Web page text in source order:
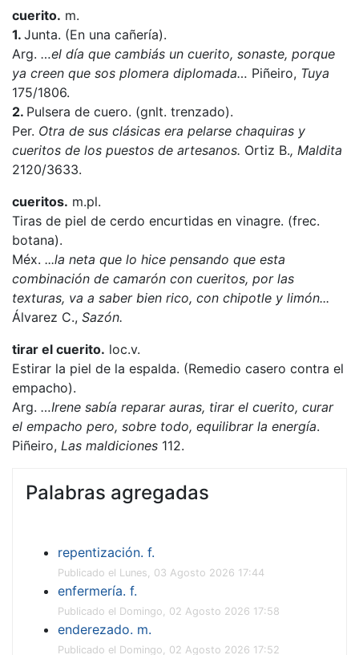
cuerito. m.
1. Junta. (En una cañería).
Arg. …el día que cambiás un cuerito, sonaste, porque
ya creen que sos plomera diplomada… Piñeiro, Tuya
175/1806.
2. Pulsera de cuero. (gnlt. trenzado).
Per. Otra de sus clásicas era pelarse chaquiras y
cueritos de los puestos de artesanos. Ortiz B., Maldita
2120/3633.
cueritos. m.pl.
Tiras de piel de cerdo encurtidas en vinagre. (frec.
botana).
Méx. ...la neta que lo hice pensando que esta
combinación de camarón con cueritos, por las
texturas, va a saber bien rico, con chipotle y limón...
Álvarez C., Sazón.
tirar el cuerito. loc.v.
Estirar la piel de la espalda. (Remedio casero contra el
empacho).
Arg. …Irene sabía reparar auras, tirar el cuerito, curar
el empacho pero, sobre todo, equilibrar la energía.
Piñeiro, Las maldiciones 112.
Palabras agregadas
repentización. f.
Publicado el Lunes, 03 Agosto 2026 17:44
enfermería. f.
Publicado el Domingo, 02 Agosto 2026 17:58
enderezado. m.
Publicado el Domingo, 02 Agosto 2026 17:52